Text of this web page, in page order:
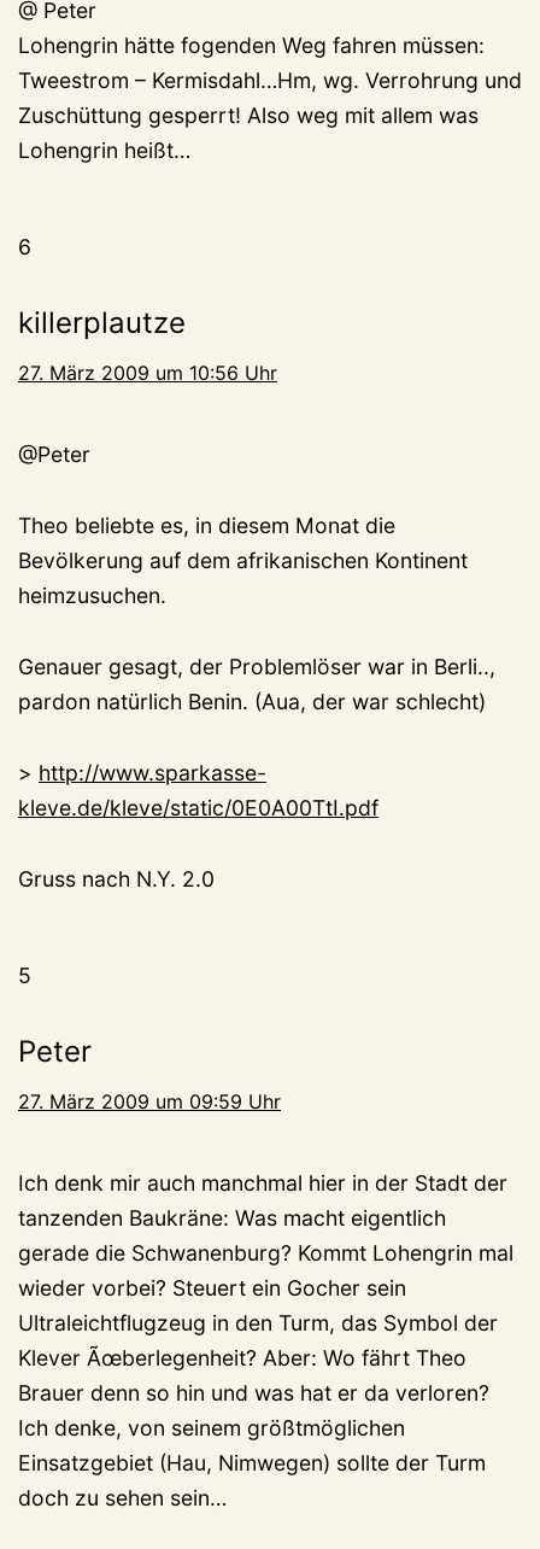
@ Peter
Lohengrin hätte fogenden Weg fahren müssen:
Tweestrom – Kermisdahl…Hm, wg. Verrohrung und
Zuschüttung gesperrt! Also weg mit allem was
Lohengrin heißt…
6
killerplautze
27. März 2009 um 10:56 Uhr
@Peter
Theo beliebte es, in diesem Monat die
Bevölkerung auf dem afrikanischen Kontinent
heimzusuchen.
Genauer gesagt, der Problemlöser war in Berli..,
pardon natürlich Benin. (Aua, der war schlecht)
> http://www.sparkasse-
kleve.de/kleve/static/0E0A00TtI.pdf
Gruss nach N.Y. 2.0
5
Peter
27. März 2009 um 09:59 Uhr
Ich denk mir auch manchmal hier in der Stadt der
tanzenden Baukräne: Was macht eigentlich
gerade die Schwanenburg? Kommt Lohengrin mal
wieder vorbei? Steuert ein Gocher sein
Ultraleichtflugzeug in den Turm, das Symbol der
Klever Ãœberlegenheit? Aber: Wo fährt Theo
Brauer denn so hin und was hat er da verloren?
Ich denke, von seinem größtmöglichen
Einsatzgebiet (Hau, Nimwegen) sollte der Turm
doch zu sehen sein…